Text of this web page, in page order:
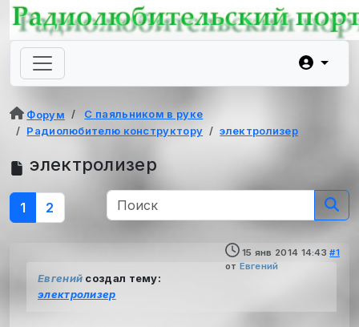
Форум
С паяльником в руке
Радиолюбителю конструктору
электролизер
электролизер
1 2
15 янв 2014 14:43 #1
от Евгений
Евгений создал тему:
электролизер